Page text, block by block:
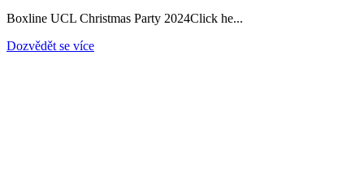
Boxline UCL Christmas Party 2024Click he...
Dozvědět se více